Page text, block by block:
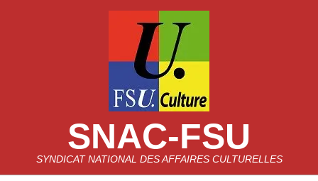
SNAC-FSU
SYNDICAT NATIONAL DES AFFAIRES CULTURELLES